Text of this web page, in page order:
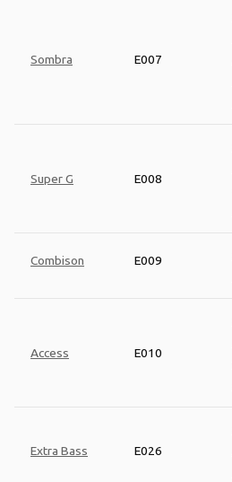
Sombra E007
Super G E008
Combison E009
Access E010
Extra Bass E026